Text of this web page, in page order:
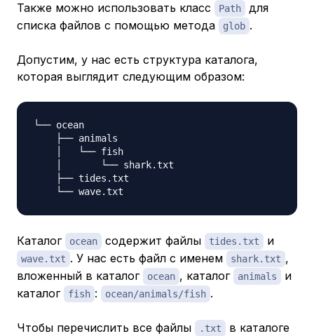
Также можно использовать класс Path
для
списка файлов с помощью метода
glob .
Допустим, у нас есть структура каталога,
которая выглядит следующим образом:
└── ocean
    ├── animals
    │   └── fish
    │       └── shark.txt
    ├── tides.txt
Каталог ocean содержит файлы tides.txt и
wave.txt . У нас есть файл с именем shark.txt ,
вложенный в каталог
ocean , каталог animals
и
каталог
fish : ocean/animals/fish .
Чтобы перечислить все файлы .txt в каталоге